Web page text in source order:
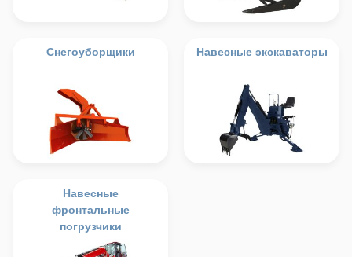
Снегоуборщики Навесные экскаваторы
Навесные
фронтальные
погрузчики